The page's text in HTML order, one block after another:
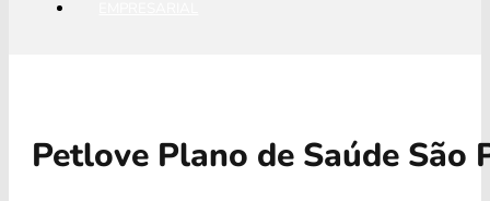
Petlove Plano de Saúde São